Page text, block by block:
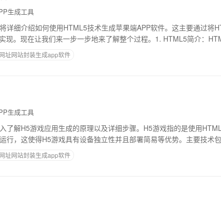
生成工具
详细介绍如何使用HTML5技术生成苹果端APP软件。这主要通过将
现。现在让我们来一步一步地来了解整个过程。1. HTML5简介：
者的工作及提高W
网址网站封装生成app软件
生成工具
了解H5游戏应用生成的原理以及详细步骤。H5游戏指的是使用
行，这使得H5游戏具有设备独立性并且部署简易等优势。主要技术
始了解如何生成H5游
网址网站封装生成app软件